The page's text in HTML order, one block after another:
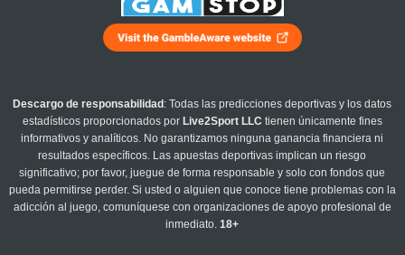
Descargo de responsabilidad : Todas las predicciones deportivas y los datos
estadísticos proporcionados por Live2Sport LLC tienen únicamente fines
informativos y analíticos. No garantizamos ninguna ganancia financiera ni
resultados específicos. Las apuestas deportivas implican un riesgo
significativo; por favor, juegue de forma responsable y solo con fondos que
pueda permitirse perder. Si usted o alguien que conoce tiene problemas con la
adicción al juego, comuníquese con organizaciones de apoyo profesional de
inmediato.18+